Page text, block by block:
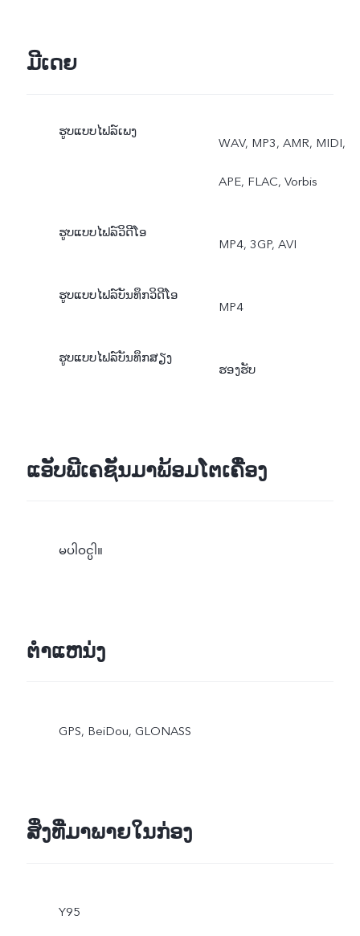
ມີເດຍ
ຮູບແບບໄຟລ໌ເພງ
WAV, MP3, AMR, MIDI,
APE, FLAC, Vorbis
ຮູບແບບໄຟລ໌ວິດີໂອ
MP4, 3GP, AVI
ຮູບແບບໄຟລ໌ບັນທຶກວິດີໂອ
MP4
ຮູບແບບໄຟລ໌ບັນທຶກສຽງ
ຮອງຮັບ
ແອັບພີເຄຊັນມາພ້ອມໂຕເຄື່ອງ
မပါဝင္ပါ။
ຕຳແຫນ່ງ
GPS, BeiDou, GLONASS
ສິ່ງທີ່ມາພາຍໃນກ່ອງ
Y95